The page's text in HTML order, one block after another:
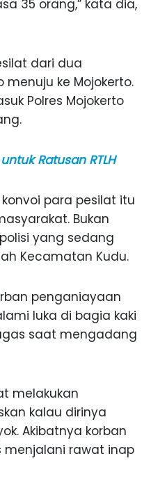
35 orang,” kata dia,
dari dua
ke Mojokerto.
Polres Mojokerto
Ratusan RTLH
para pesilat itu
Bukan
yang sedang
Kecamatan Kudu.
penganiayaan
luka di bagia kaki
saat mengadang
melakukan
kalau dirinya
Akibatnya korban
rawat inap
BOJONEGORO DAN
SEKOLAH DI SMPN SARADAN